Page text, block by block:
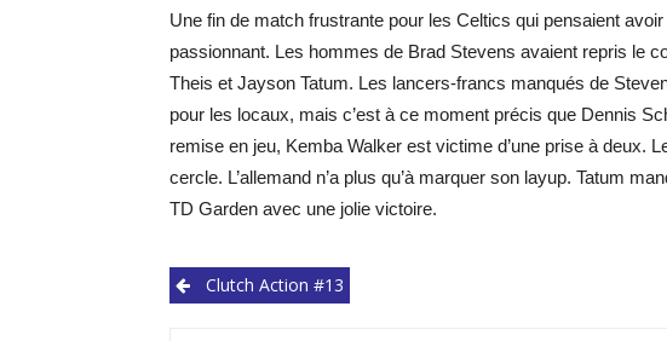
Une fin de match frustrante pour les Celtics qui pensaient
passionnant. Les hommes de Brad Stevens avaient repris le
Theis et Jayson Tatum. Les lancers-francs manqués de
pour les locaux, mais c’est à ce moment précis que Dennis
remise en jeu, Kemba Walker est victime d’une prise à deux.
cercle. L’allemand n’a plus qu’à marquer son layup. Tatum
TD Garden avec une jolie victoire.
PostClutch Action #13